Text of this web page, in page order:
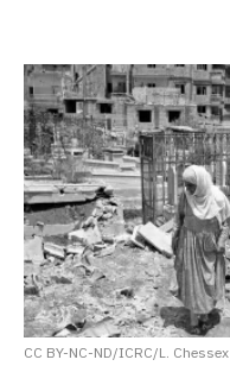
CC BY-NC-ND/ICRC/L. Chessex